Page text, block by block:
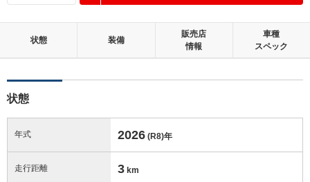
状態 装備
販売店
情報
車種
スペック
状態
年式 2026 (R8)年
走行距離 3 km